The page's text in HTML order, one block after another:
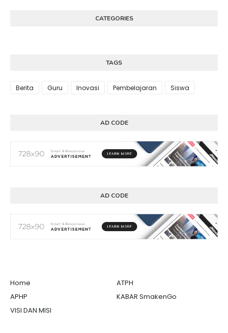
CATEGORIES
TAGS
Berita Guru Inovasi Pembelajaran Siswa
AD CODE
AD CODE
Home
ATPH
APHP
KABAR SmakenGo
VISI DAN MISI